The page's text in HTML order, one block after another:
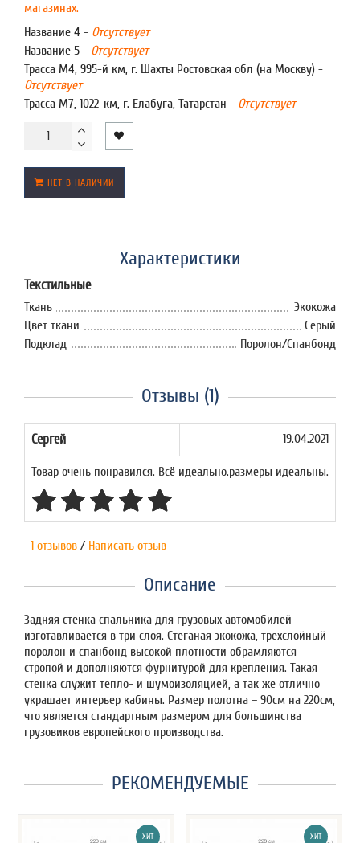
магазинах.
Название 4 - Отсутствует
Название 5 - Отсутствует
Трасса М4, 995-й км, г. Шахты Ростовская обл (на Москву) -
Отсутствует
Трасса М7, 1022-км, г. Елабуга, Татарстан - Отсутствует
НЕТ В НАЛИЧИИ
Характеристики
Текстильные
Ткань
Экокожа
Цвет ткани
Серый
Подклад
Поролон/Спанбонд
Отзывы (1)
Сергей 19.04.2021
Товар очень понравился. Всё идеально.размеры идеальны.
1 отзывов / Написать отзыв
Описание
Задняя стенка спальника для грузовых автомобилей
изготавливается в три слоя. Стеганая экокожа, трехслойный
поролон и спанбонд высокой плотности обрамляются
стропой и дополняются фурнитурой для крепления. Такая
стенка служит тепло- и шумоизоляцией, а так же отлично
украшает интерьер кабины. Размер полотна – 90см на 220см,
что является стандартным размером для большинства
грузовиков европейского производства.
РЕКОМЕНДУЕМЫЕ
ХИТ ХИТ